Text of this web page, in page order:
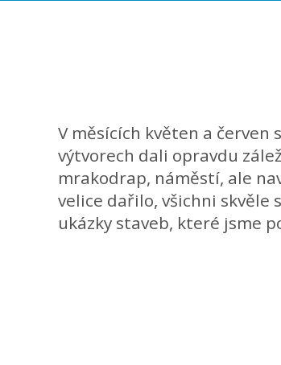
V měsících květen a červen
výtvorech dali opravdu
mrakodrap, náměstí, ale
velice dařilo, všichni
ukázky staveb, které jsme